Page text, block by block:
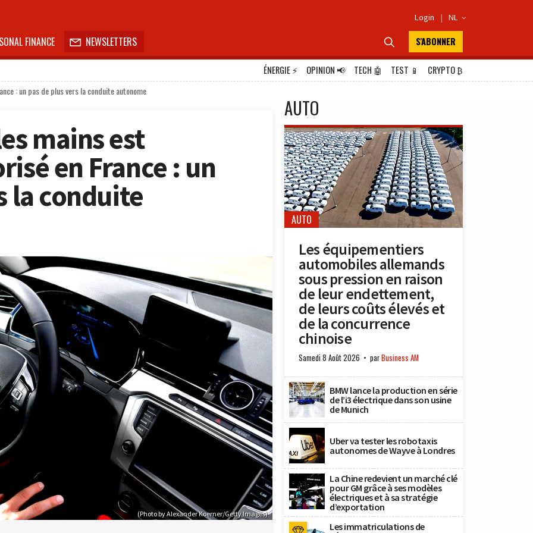
Login | NL 
FINANCE  NEWSLETTERS  S'ABONNER
ÉNERGIE⚡ OPINION📢 TECH 🤖 TEST 📱 CRYPTO₿
: un pas de plus vers la conduite autonome
mains est
en France : un
la conduite
(Photo by Alexander Koerner/Getty Images)
AUTO
AUTO
Les équipementiers
automobiles allemands
sous pression en raison
de leur endettement,
de leurs coûts élevés et
de la concurrence
chinoise
Samedi 8 Août 2026 parBusiness AM
BMW lance la production en série
de l’i3 électrique dans son usine
de Munich
Uber va tester les robotaxis
autonomes de Wayve à Londres
La Chine redevient un marché clé
pour GM grâce à ses modèles
électriques et à sa stratégie
d’exportation
Les immatriculations de